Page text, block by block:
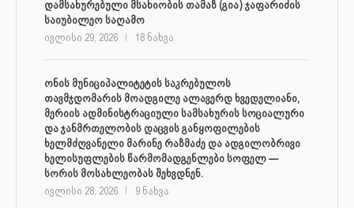
დამსახურებული მსახიობის თამაზ (გია) ჯაფარიძის
საიუბილეო საღამო
ივლისი 29, 2026 18 ნახვა
ონის მუნიციპალიტეტის საკრებულოს
თავმჯდომარის მოადგილე ალავერდ ხვედელიანი,
მერიის ადმინისტრაციული სამსახურის სოციალური
და ჯანმრთელობის დაცვის განყოფილების
ხელმძღვანელი მარინე რაზმაძე და ადგილობრივი
ხელისუფლების წარმომადგენლები სოფელ —
სორის მოსახლეობას შეხვდნენ.
ივლისი 28, 2026 9 ნახვა